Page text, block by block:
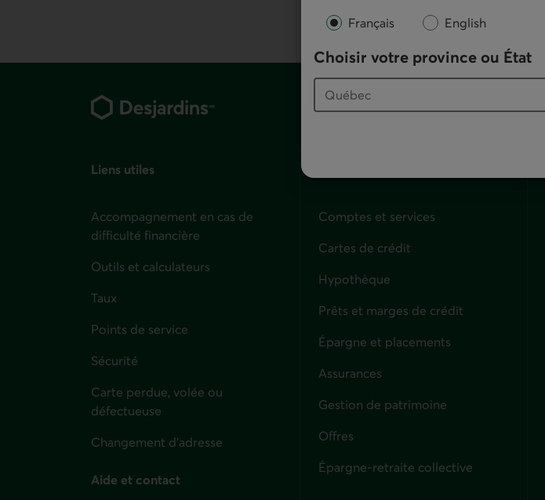
Français English
Choisir votre province ou État
Liens utiles
Accompagnement en cas de
difficulté financière
Outils et calculateurs
Taux
Points de service
Sécurité
Carte perdue, volée ou
défectueuse
Changement d'adresse
Aide et contact
Comptes et services
Cartes de crédit
Hypothèque
Prêts et marges de crédit
Épargne et placements
Assurances
Gestion de patrimoine
Offres
Épargne-retraite collective